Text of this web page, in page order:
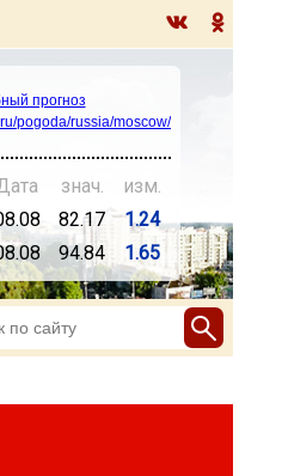
прогноз
pogoda/russia/moscow/
знач.
изм.
82.17
1.24
94.84 1.65